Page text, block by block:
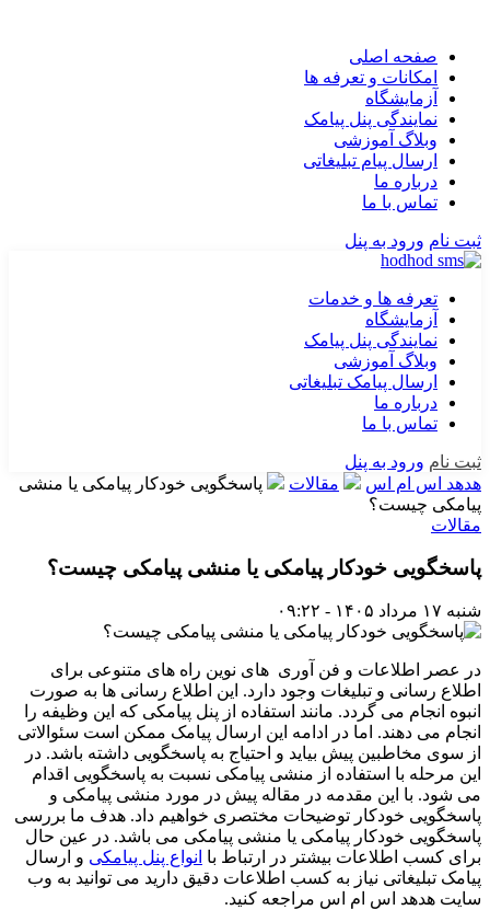
صفحه اصلی
امکانات و تعرفه ها
آزمایشگاه
نمایندگی پنل پیامک
وبلاگ آموزشی
ارسال پیام تبلیغاتی
درباره ما
تماس با ما
ثبت نام ورود به پنل
تعرفه ها و خدمات
آزمایشگاه
نمایندگی پنل پیامک
وبلاگ آموزشی
ارسال پیامک تبلیغاتی
درباره ما
تماس با ما
ثبت نام ورود به پنل
هدهد اس ام اس
مقالات
پاسخگویی خودکار پیامکی یا منشی
پیامکی چیست؟
مقالات
پاسخگویی خودکار پیامکی یا منشی پیامکی چیست؟
شنبه ۱۷ مرداد ۱۴۰۵ - ۰۹:۲۲
در عصر اطلاعات و فن آوری های نوین راه های متنوعی برای
اطلاع رسانی و تبلیغات وجود دارد. این اطلاع رسانی ها به صورت
انبوه انجام می گردد. مانند استفاده از پنل پیامکی که این وظیفه را
انجام می دهند. اما در ادامه این ارسال پیامک ممکن است سئوالاتی
از سوی مخاطبین پیش بیاید و احتیاج به پاسخگویی داشته باشد. در
این مرحله با استفاده از منشی پیامکی نسبت به پاسخگویی اقدام
می شود. با این مقدمه در مقاله پیش در مورد منشی پیامکی و
پاسخگویی خودکار توضیحات مختصری خواهیم داد. هدف ما بررسی
پاسخگویی خودکار پیامکی یا منشی پیامکی می باشد. در عین حال
برای کسب اطلاعات بیشتر در ارتباط با انواع پنل پیامکی و ارسال
پیامک تبلیغاتی نیاز به کسب اطلاعات دقیق دارید می توانید به وب
سایت هدهد اس ام اس مراجعه کنید.